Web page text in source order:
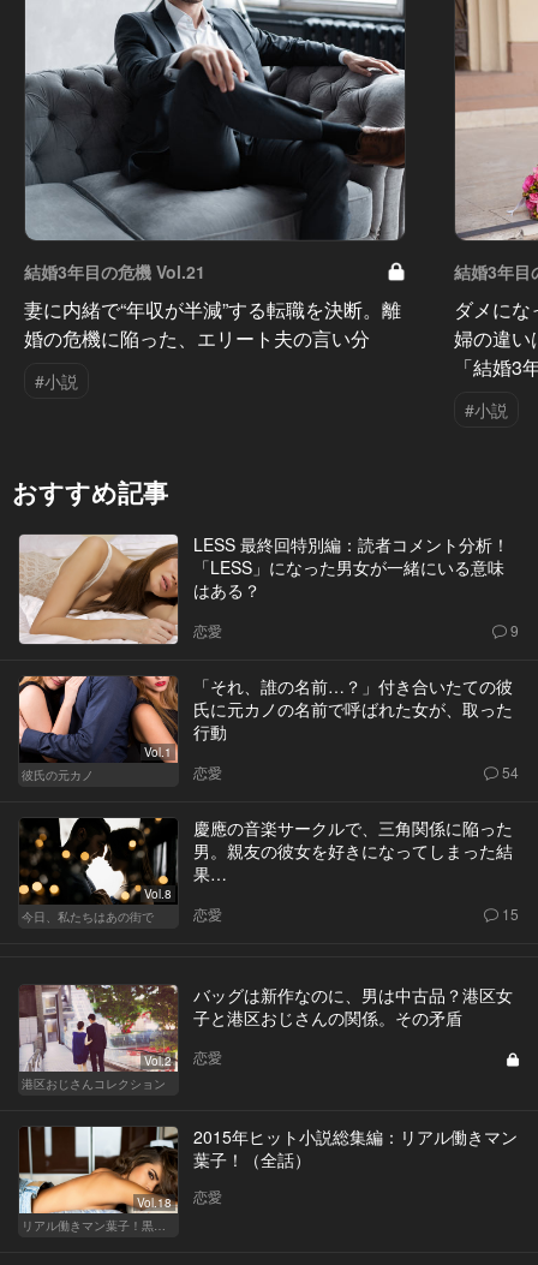
結婚3年目の危機 Vol.21
妻に内緒で“年収が半減”する転職を決断。離
婚の危機に陥った、エリート夫の言い分
#小説
結婚3年目
ダメに
婦の違い
「結婚3
#小説
おすすめ記事
LESS 最終回特別編：読者コメント分析！
「LESS」になった男女が一緒にいる意味
はある？
恋愛 9
Vol.1
彼氏の元カノ
「それ、誰の名前…？」付き合いたての彼
氏に元カノの名前で呼ばれた女が、取った
行動
恋愛 54
Vol.8
今日、私たちはあの街で
慶應の音楽サークルで、三角関係に陥った
男。親友の彼女を好きになってしまった結
果…
恋愛 15
Vol.2
港区おじさんコレクション
バッグは新作なのに、男は中古品？港区女
子と港区おじさんの関係。その矛盾
恋愛
Vol.18
リアル働きマン葉子！黒革の編集手帳 written by 内埜さくら
2015年ヒット小説総集編：リアル働きマン
葉子！（全話）
恋愛